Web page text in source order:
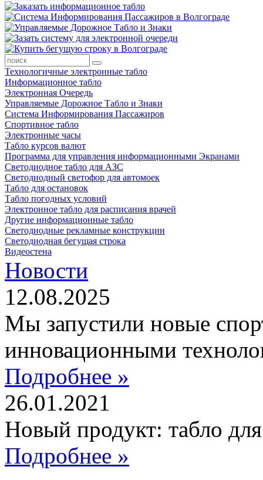
Технологичные электронные табло
Информационное табло
Электронная Очередь
Управляемые Дорожное Табло и Знаки
Система Информирования Пассажиров
Спортивное табло
Электронные часы
Табло курсов валют
Программа для управления информационными Экранами
Светодиодное табло для АЗС
Светодиодный светофор для автомоек
Табло для остановок
Табло погодных условий
Электронное табло для расписания врачей
Другие информационные табло
Светодиодные рекламные конструкции
Светодиодная бегущая строка
Видеостена
Новости
12.08.2025
Мы запустили новые
инновационными
Подробнее »
26.01.2021
Новый продукт: табло
Подробнее »